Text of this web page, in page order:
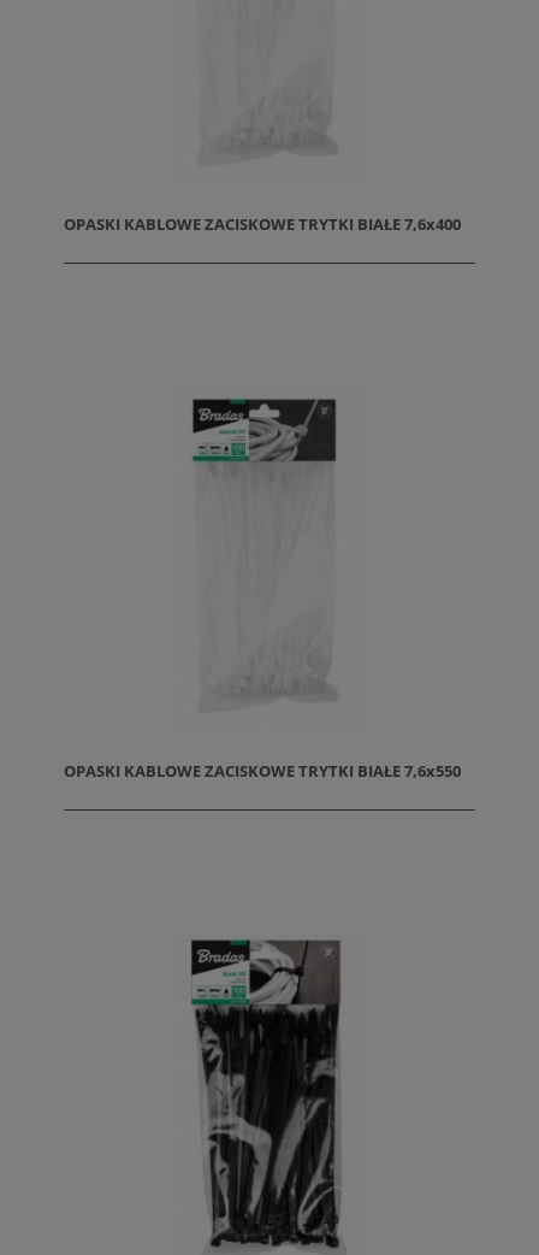
OPASKI KABLOWE ZACISKOWE TRYTKI BIAŁE 7,6x400
OPASKI KABLOWE ZACISKOWE TRYTKI BIAŁE 7,6x550